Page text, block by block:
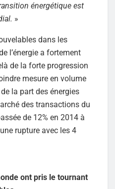
énergétique est
»
dans les
l’énergie a fortement
de la forte progression
mesure en volume
la part des énergies
des transactions du
de 12% en 2014 à
rupture avec les 4
ont pris le tournant